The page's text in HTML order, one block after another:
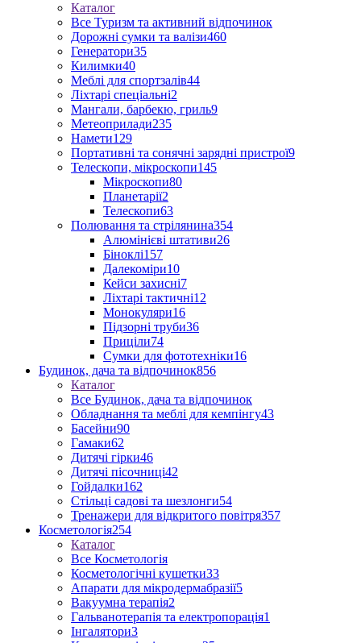
Каталог
Все Туризм та активний відпочинок
Дорожні сумки та валізи460
Генератори35
Килимки40
Меблі для спортзалів44
Ліхтарі спеціальні2
Мангали, барбекю, гриль9
Метеоприлади235
Намети129
Портативні та сонячні зарядні пристрої9
Телескопи, мікроскопи145
Мікроскопи80
Планетарії2
Телескопи63
Полювання та стрілянина354
Алюмінієві штативи26
Біноклі157
Далекоміри10
Кейси захисні7
Ліхтарі тактичні12
Монокуляри16
Підзорні труби36
Приціли74
Сумки для фототехніки16
Будинок, дача та відпочинок856
Каталог
Все Будинок, дача та відпочинок
Обладнання та меблі для кемпінгу43
Басейни90
Гамаки62
Дитячі гірки46
Дитячі пісочниці42
Гойдалки162
Стільці садові та шезлонги54
Тренажери для відкритого повітря357
Косметологія254
Каталог
Все Косметологія
Косметологічні кушетки33
Апарати для мікродермабразії5
Вакуумна терапія2
Гальванотерапія та електропорація1
Інгалятори3